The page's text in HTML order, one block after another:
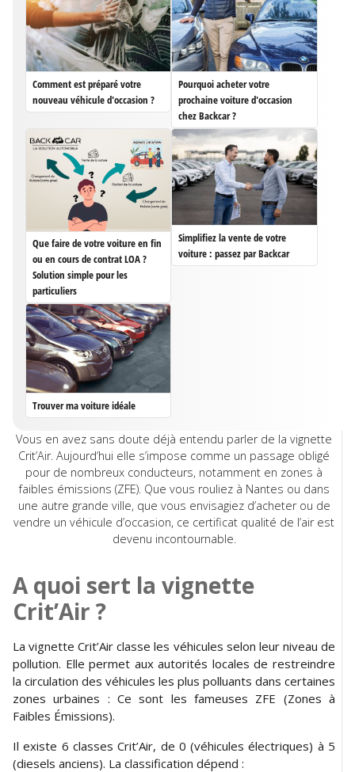
Vous en avez sans doute déjà entendu parler de la vignette
Crit’Air. Aujourd’hui elle s’impose comme un passage obligé
pour de nombreux conducteurs, notamment en zones à
faibles émissions (ZFE). Que vous rouliez à Nantes ou dans
une autre grande ville, que vous envisagiez d’acheter ou de
vendre un véhicule d’occasion, ce certificat qualité de l’air est
devenu incontournable.
A quoi sert la vignette
Crit’Air ?
La vignette Crit’Air classe les véhicules selon leur niveau de
pollution. Elle permet aux autorités locales de restreindre
la circulation des véhicules les plus polluants dans certaines
zones urbaines : Ce sont les fameuses ZFE (Zones à
Faibles Émissions).
Il existe 6 classes Crit’Air, de 0 (véhicules électriques) à 5
(diesels anciens). La classification dépend :
Comment est préparé votre
nouveau véhicule d'occasion ?
Pourquoi acheter votre
prochaine voiture d'occasion
chez Backcar ?
Que faire de votre voiture en fin
ou en cours de contrat LOA ?
Solution simple pour les
particuliers
Simplifiez la vente de votre
voiture : passez par Backcar
Trouver ma voiture idéale